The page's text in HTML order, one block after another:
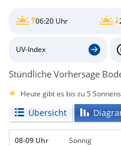
06:20 Uhr
UV-Index
Stündliche Vorhersage
Heute gibt es bis zu 5
Übersicht
08-09 Uhr Sonnig